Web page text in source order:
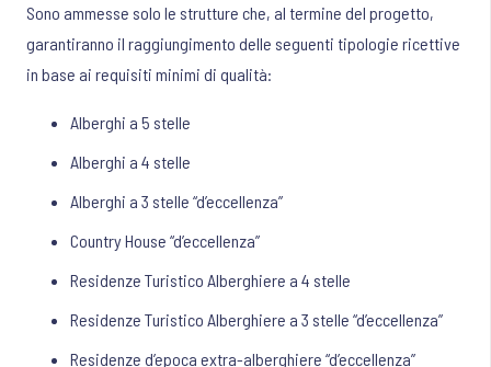
Sono ammesse solo le strutture che, al termine del progetto,
garantiranno il raggiungimento delle seguenti tipologie ricettive
in base ai requisiti minimi di qualità:
Alberghi a 5 stelle
Alberghi a 4 stelle
Alberghi a 3 stelle “d’eccellenza”
Country House “d’eccellenza”
Residenze Turistico Alberghiere a 4 stelle
Residenze Turistico Alberghiere a 3 stelle “d’eccellenza”
Residenze d’epoca extra-alberghiere “d’eccellenza”